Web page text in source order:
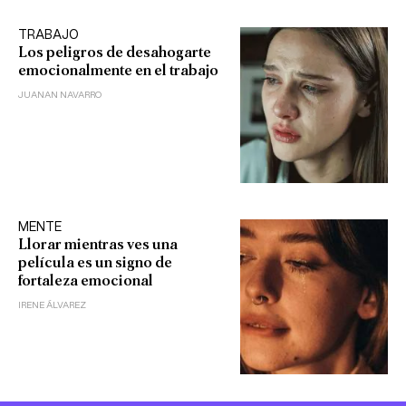
TRABAJO
Los peligros de desahogarte
emocionalmente en el trabajo
JUANAN NAVARRO
MENTE
Llorar mientras ves una
película es un signo de
fortaleza emocional
IRENE ÁLVAREZ